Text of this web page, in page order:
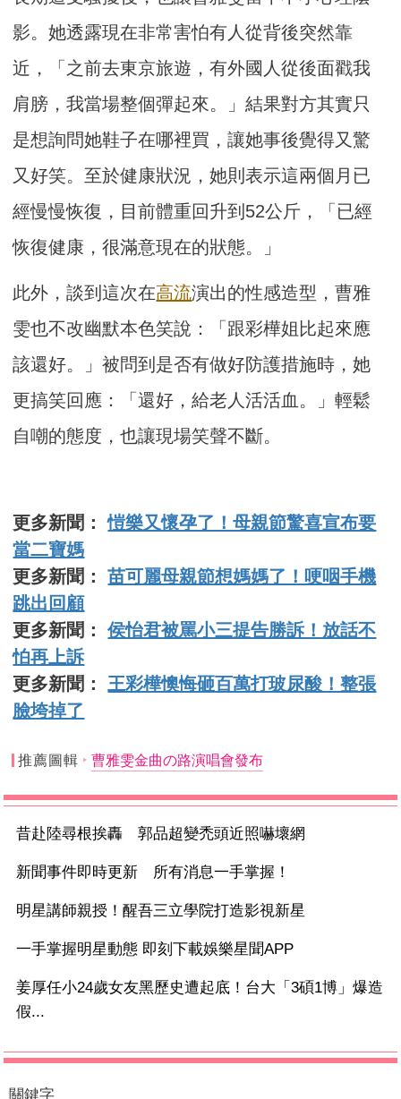
影。她透露現在非常害怕有人從背後突然靠
近，「之前去東京旅遊，有外國人從後面戳我
肩膀，我當場整個彈起來。」結果對方其實只
是想詢問她鞋子在哪裡買，讓她事後覺得又驚
又好笑。至於健康狀況，她則表示這兩個月已
經慢慢恢復，目前體重回升到52公斤，「已經
恢復健康，很滿意現在的狀態。」
此外，談到這次在高流演出的性感造型，曹雅
雯也不改幽默本色笑說：「跟彩樺姐比起來應
該還好。」被問到是否有做好防護措施時，她
更搞笑回應：「還好，給老人活活血。」輕鬆
自嘲的態度，也讓現場笑聲不斷。
更多新聞：愷樂又懷孕了！母親節驚喜宣布要
當二寶媽
更多新聞：苗可麗母親節想媽媽了！哽咽手機
跳出回顧
更多新聞：侯怡君被罵小三提告勝訴！放話不
怕再上訴
更多新聞： 王彩樺懊悔砸百萬打玻尿酸！整張
臉垮掉了
推薦圖輯 曹雅雯金曲の路演唱會發布
昔赴陸尋根挨轟 郭品超變禿頭近照嚇壞網
新聞事件即時更新 所有消息一手掌握！
明星講師親授！醒吾三立學院打造影視新星
一手掌握明星動態 即刻下載娛樂星聞APP
姜厚任小24歲女友黑歷史遭起底！台大「3碩1博」爆造
假...
關鍵字